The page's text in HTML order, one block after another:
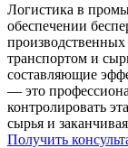
Логистика в
обеспечении
транспортом и
составляющие
— это
контролировать
сырья и
Получить